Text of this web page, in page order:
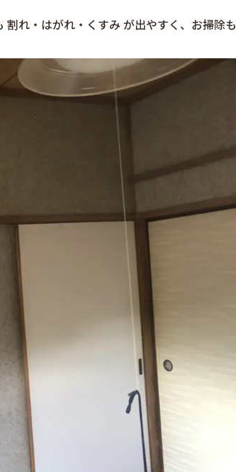
れ・はがれ・くすみ が出やすく、お掃除も